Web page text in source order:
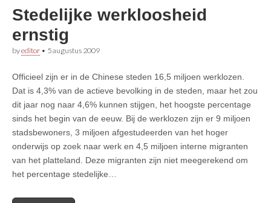
Stedelijke werkloosheid
ernstig
byeditor • 5 augustus 2009
Officieel zijn er in de Chinese steden 16,5 miljoen werklozen.
Dat is 4,3% van de actieve bevolking in de steden, maar het zou
dit jaar nog naar 4,6% kunnen stijgen, het hoogste percentage
sinds het begin van de eeuw. Bij de werklozen zijn er 9 miljoen
stadsbewoners, 3 miljoen afgestudeerden van het hoger
onderwijs op zoek naar werk en 4,5 miljoen interne migranten
van het platteland. Deze migranten zijn niet meegerekend om
het percentage stedelijke…